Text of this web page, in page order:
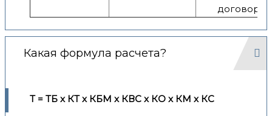
договоре.
Какая формула расчета?
Т = ТБ x КТ x КБМ x КВС x КО x КМ x КС